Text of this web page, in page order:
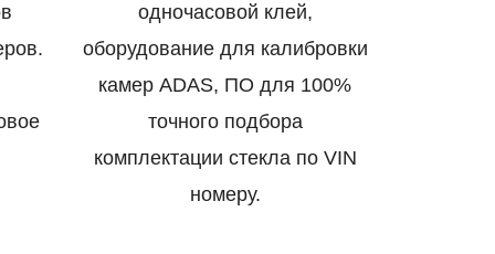
одночасовой клей,
оборудование для калибровки
камер ADAS, ПО для 100%
точного подбора
комплектации стекла по VIN
номеру.